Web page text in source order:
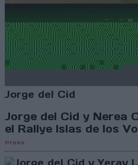
Jorge del Cid
Jorge del Cid y Nerea
el Rallye Islas de los
Press